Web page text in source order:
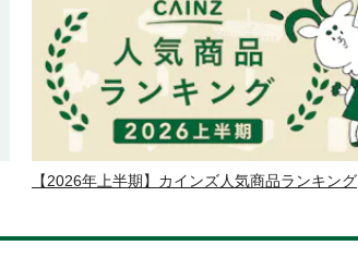
【2026年上半期】カインズ人気商品ランキング